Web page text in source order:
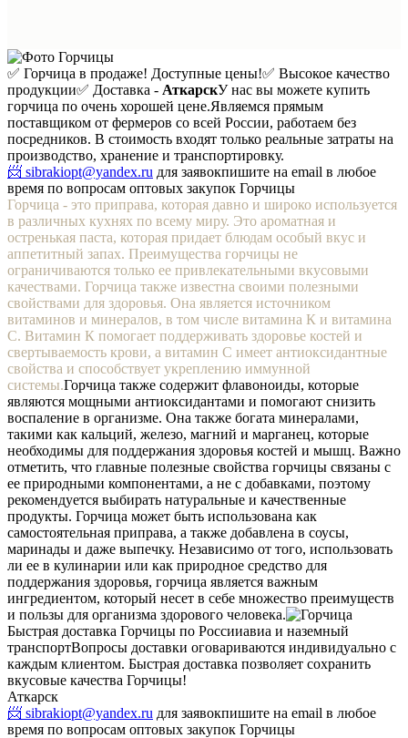
✅ Горчица в продаже! Доступные цены!✅ Высокое качество
продукции✅ Доставка - АткарскУ нас вы можете купить
горчица по очень хорошей цене.Являемся прямым
поставщиком от фермеров со всей России, работаем без
посредников. В стоимость входят только реальные затраты на
производство, хранение и транспортировку.
📨 sibrakiopt@yandex.ru для заявокпишите на email в любое
время по вопросам оптовых закупок Горчицы
Горчица - это приправа, которая давно и широко используется
в различных кухнях по всему миру. Это ароматная и
остренькая паста, которая придает блюдам особый вкус и
аппетитный запах. Преимущества горчицы не
ограничиваются только ее привлекательными вкусовыми
качествами. Горчица также известна своими полезными
свойствами для здоровья. Она является источником
витаминов и минералов, в том числе витамина К и витамина
С. Витамин К помогает поддерживать здоровье костей и
свертываемость крови, а витамин С имеет антиоксидантные
свойства и способствует укреплению иммунной
системы.Горчица также содержит флавоноиды, которые
являются мощными антиоксидантами и помогают снизить
воспаление в организме. Она также богата минералами,
такими как кальций, железо, магний и марганец, которые
необходимы для поддержания здоровья костей и мышц. Важно
отметить, что главные полезные свойства горчицы связаны с
ее природными компонентами, а не с добавками, поэтому
рекомендуется выбирать натуральные и качественные
продукты. Горчица может быть использована как
самостоятельная приправа, а также добавлена в соусы,
маринады и даже выпечку. Независимо от того, использовать
ли ее в кулинарии или как природное средство для
поддержания здоровья, горчица является важным
ингредиентом, который несет в себе множество преимуществ
и пользы для организма здорового человека.
Быстрая доставка Горчицы по Россииавиа и наземный
транспортВопросы доставки оговариваются индивидуально с
каждым клиентом. Быстрая доставка позволяет сохранить
вкусовые качества Горчицы!
Аткарск
📨 sibrakiopt@yandex.ru для заявокпишите на email в любое
время по вопросам оптовых закупок Горчицы